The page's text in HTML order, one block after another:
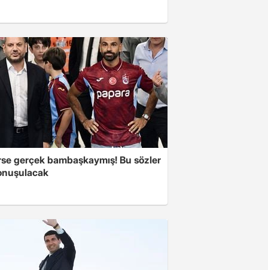
gerçek bambaşkaymış! Bu sözler